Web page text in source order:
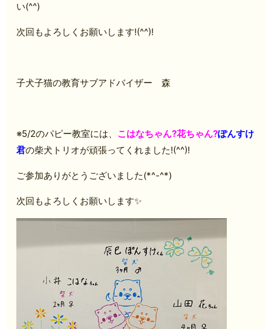
い(^^)
次回もよろしくお願いします!(^^)!
子犬子猫の教育サブアドバイザー 森
※5/2のパピー教室には、 こはなちゃん?花ちゃん?ぽんすけ
君の柴犬トリオが頑張ってくれました!(^^)!
ご参加ありがとうございました(*^-^*)
次回もよろしくお願いします✨